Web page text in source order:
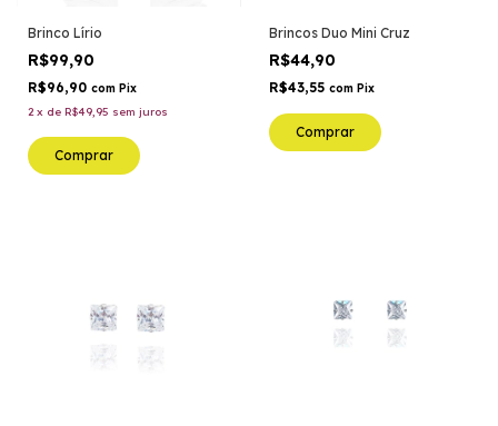
Brinco Lírio
R$99,90
R$96,90 com Pix
2 x de R$49,95 sem juros
Comprar
Brincos Duo Mini Cruz
R$44,90
R$43,55 com Pix
Comprar